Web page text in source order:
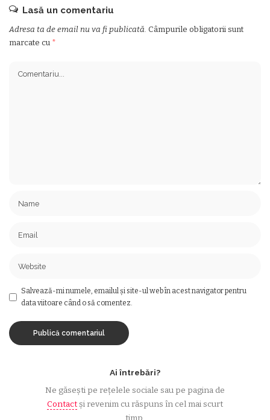
Lasă un comentariu
Adresa ta de email nu va fi publicată. Câmpurile obligatorii sunt
marcate cu *
Salvează-mi numele, emailul și site-ul web în acest navigator pentru
data viitoare când o să comentez.
Ai întrebări?
Ne găsești pe rețelele sociale sau pe pagina de
Contactși revenim cu răspuns în cel mai scurt
timp.